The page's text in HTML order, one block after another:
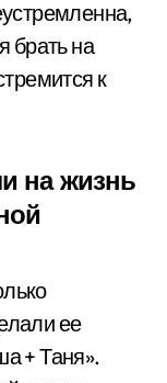
брать на
к
на жизнь
ее
+ Таня».